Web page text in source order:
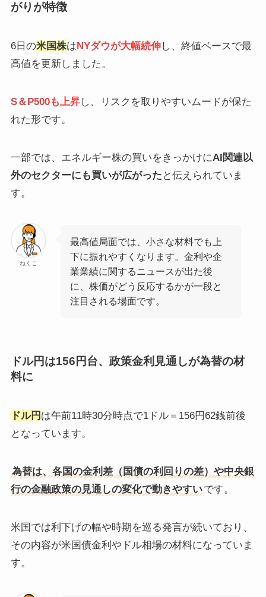
がりが特徴
6日の米国株はNYダウが大幅続伸し、終値ベースで最
高値を更新しました。
S＆P500も上昇し、リスクを取りやすいムードが保た
れた形です。
一部では、エネルギー株の買いをきっかけにAI関連以
外のセクターにも買いが広がった と伝えられていま
す。
ねくこ
最高値局面では、小さな材料でも上
下に振れやすくなります。金利や企
業業績に関するニュースが出た後
に、株価がどう反応するかが一段と
注目される場面です。
ドル円は156円台、政策金利見通しが為替の材
料に
ドル円 は午前11時30分時点で1ドル＝156円62銭前後
となっています。
為替は、各国の金利差（国債の利回りの差）や中央銀
行の金融政策の見通しの変化で動きやすいです。
米国では利下げの幅や時期を巡る発言が続いており、
その内容が米国債金利やドル相場の材料になっていま
す。